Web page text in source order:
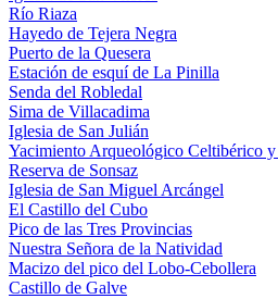
Río Riaza
Hayedo de Tejera Negra
Puerto de la Quesera
Estación de esquí de La Pinilla
Senda del Robledal
Sima de Villacadima
Iglesia de San Julián
Yacimiento Arqueológico Celtibérico
Reserva de Sonsaz
Iglesia de San Miguel Arcángel
El Castillo del Cubo
Pico de las Tres Provincias
Nuestra Señora de la Natividad
Macizo del pico del Lobo-Cebollera
Castillo de Galve